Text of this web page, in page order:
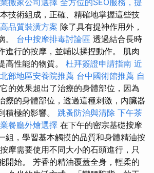
搬家公司選擇 全方位的SEO服務，提
技術組成，正確、精確地掌握這些技
高品質裝潢方案 除了具有提神作用外，
。 台中按摩排毒討論區 透過結合長時
進行的按摩，並輔以揉捏動作。 肌肉
高性能的物質。 杜拜簽證申請指南 近
北部地區安養院推薦 台中國術館推薦 自
它的效果超出了治療的身體部位，因為
療的身體部位，透過這種刺激，內臟器
積極的影響。 跳蚤防治與清除 下午茶
餐廳外燴選擇 在下午的密宗基礎按摩
組，學習基本觸摸的品質和身體精油按
摩需要使用不同大小的石頭進行，只
開始。 芳香的精油覆蓋全身，輕柔的